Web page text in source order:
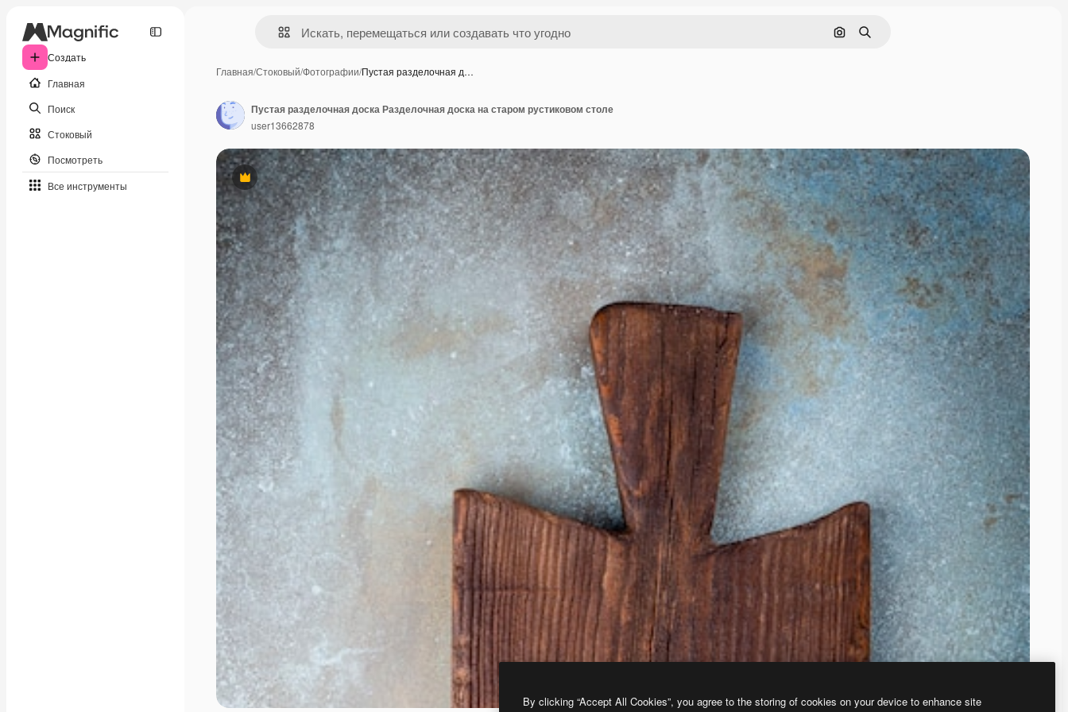
Создать
Главная
Поиск
Стоковый
Посмотреть
Все инструменты
Поиск по изображению
Поиск
Главная/Стоковый/Фотографии/Пустая разделочная д…
Премиум
Пустая разделочная доска Разделочная доска на старом рустиковом столе
user13662878
By clicking “Accept All Cookies”, you agree to the storing of cookies on your device to enhance site